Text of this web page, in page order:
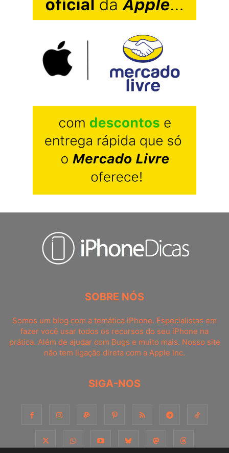
SOBRE NÓS
Somos um blog com a temática iPhone. Especialistas em
fazer você usar todos os recursos do seu iPhone na
prática. Além de ajudar com Bugs e muito mais. Nosso site
não tem ligação direta com a Apple Inc.
SIGA-NOS